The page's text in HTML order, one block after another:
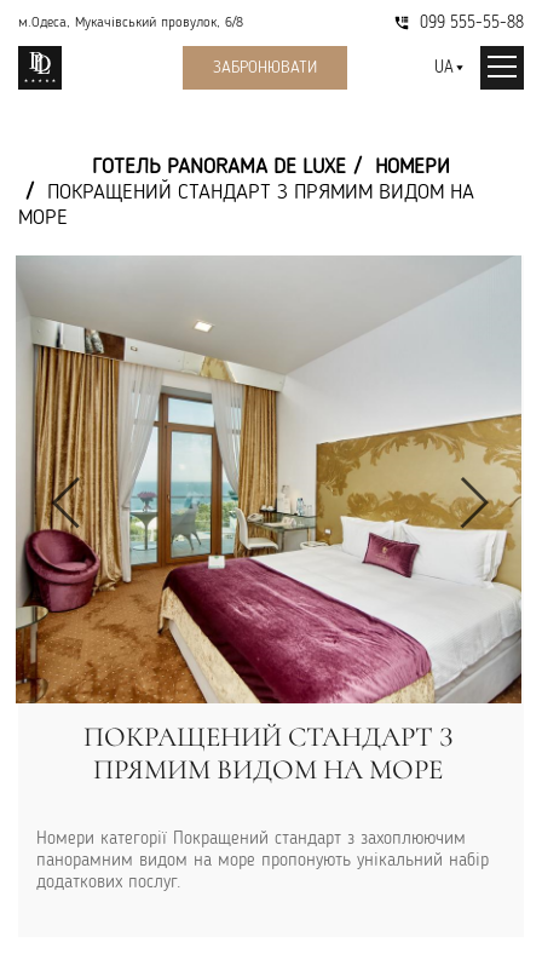
м.Одеса, Мукачівський провулок, 6/8 099 555-55-88
UA
ЗАБРОНЮВАТИ
ГОТЕЛЬ PANORAMA DE LUXE
НОМЕРИ
ПОКРАЩЕНИЙ СТАНДАРТ З ПРЯМИМ ВИДОМ НА
МОРЕ
ПОКРАЩЕНИЙ СТАНДАРТ З
ПРЯМИМ ВИДОМ НА МОРЕ
Номери категорії Покращений стандарт з захоплюючим
панорамним видом на море пропонують унікальний набір
додаткових послуг.